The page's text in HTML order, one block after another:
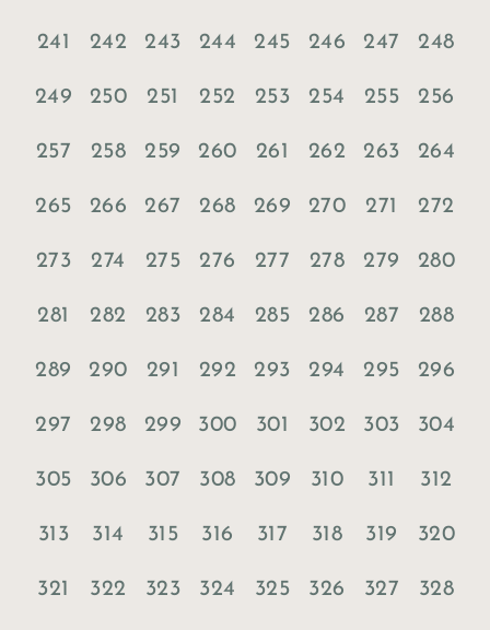
241 242 243 244 245 246 247 248
249 250 251 252 253 254 255 256
257 258 259 260 261 262 263 264
265 266 267 268 269 270 271 272
273 274 275 276 277 278 279 280
281 282 283 284 285 286 287 288
289 290 291 292 293 294 295 296
297 298 299 300 301 302 303 304
305 306 307 308 309 310 311 312
313 314 315 316 317 318 319 320
321 322 323 324 325 326 327 328